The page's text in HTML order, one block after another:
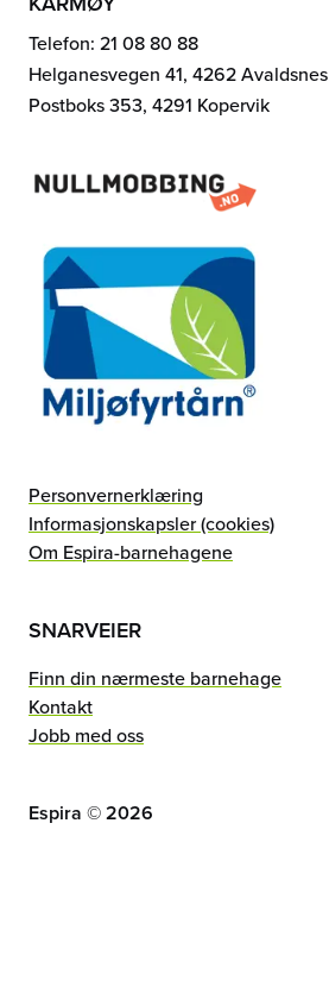
Telefon: 21 08 80 88
Helganesvegen 41, 4262 Avaldsnes
Postboks 353, 4291 Kopervik
Personvernerklæring
Informasjonskapsler (cookies)
Om Espira-barnehagene
SNARVEIER
Finn din nærmeste barnehage
Kontakt
Jobb med oss
Espira ©2026